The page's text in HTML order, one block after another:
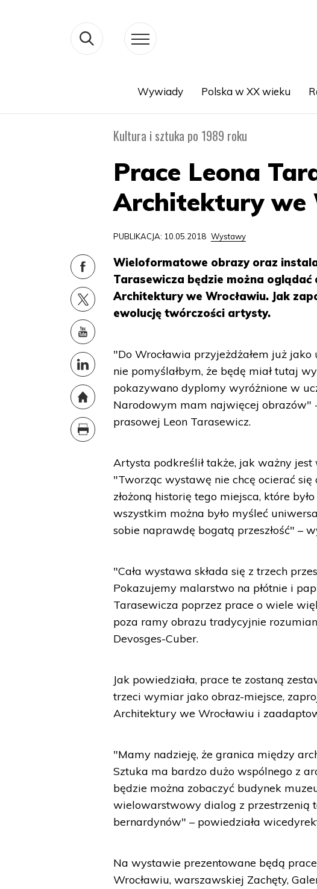
Wywiady Polska w XX wieku
Kultura i sztuka po 1989 roku
Prace Leona
Architektury we
PUBLIKACJA: 10.05.2018 Wystawy
Wieloformatowe obrazy oraz
Tarasewicza będzie można
Architektury we Wrocławiu. Jak
ewolucję twórczości artysty.
"Do Wrocławia przyjeżdżałem już
nie pomyślałbym, że będę miał tutaj
pokazywano dyplomy wyróżnione w
Narodowym mam najwięcej obrazów"
prasowej Leon Tarasewicz.
Artysta podkreślił także, jak ważny
"Tworząc wystawę nie chcę ocierać
złożoną historię tego miejsca, które
wszystkim można było myśleć
sobie naprawdę bogatą przeszłość" –
"Cała wystawa składa się z trzech
Pokazujemy malarstwo na płótnie i
Tarasewicza poprzez prace o wiele
poza ramy obrazu tradycyjnie
Devosges-Cuber.
Jak powiedziała, prace te zostaną
trzeci wymiar jako obraz-miejsce,
Architektury we Wrocławiu i
"Mamy nadzieję, że granica między
Sztuka ma bardzo dużo wspólnego z
będzie można zobaczyć budynek
wielowarstwowy dialog z przestrzenią
bernardynów" – powiedziała
Na wystawie prezentowane będą
Wrocławiu, warszawskiej Zachęty,